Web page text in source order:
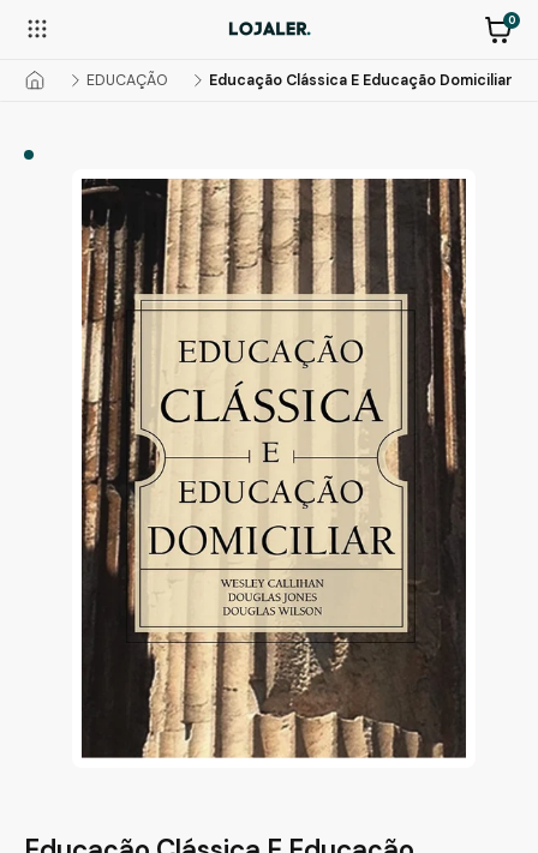
0
EDUCAÇÃO Educação Clássica E Educação Domiciliar